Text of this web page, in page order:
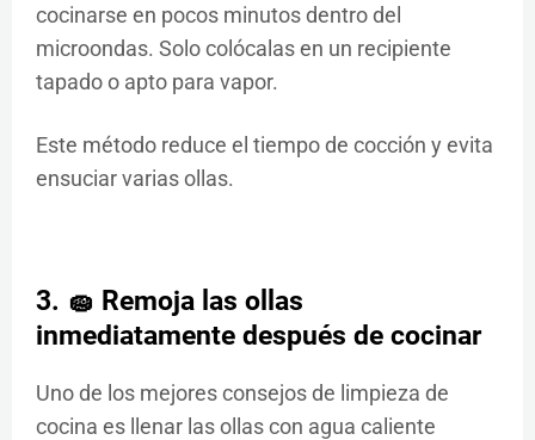
cocinarse en pocos minutos dentro del
microondas. Solo colócalas en un recipiente
tapado o apto para vapor.
Este método reduce el tiempo de cocción y evita
ensuciar varias ollas.
3. 🧽 Remoja las ollas
inmediatamente después de cocinar
Uno de los mejores consejos de limpieza de
cocina es llenar las ollas con agua caliente